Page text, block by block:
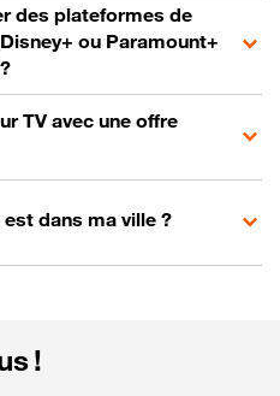
des plateformes de
ou Paramount+
TV avec une offre
dans ma ville ?
!